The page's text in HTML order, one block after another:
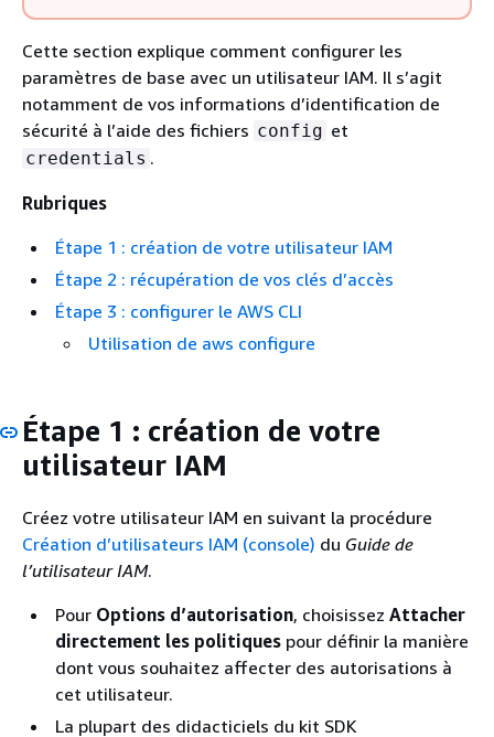
Cette section explique comment configurer les
paramètres de base avec un utilisateur IAM. Il s’agit
notamment de vos informations d’identification de
sécurité à l’aide des fichiers config et
credentials .
Rubriques
Étape 1 : création de votre utilisateur IAM
Étape 2 : récupération de vos clés d’accès
Étape 3 : configurer le AWS CLI
Utilisation de aws configure
Étape 1 : création de votre
utilisateur IAM
Créez votre utilisateur IAM en suivant la procédure
Création d’utilisateurs IAM (console) du Guide de
l’utilisateur IAM.
Pour Options d’autorisation, choisissez Attacher
directement les politiques pour définir la manière
dont vous souhaitez affecter des autorisations à
cet utilisateur.
La plupart des didacticiels du kit SDK